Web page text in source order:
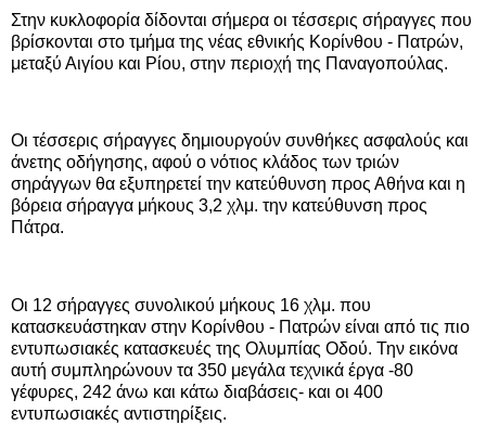
Στην κυκλοφορία δίδονται σήμερα οι τέσσερις σήραγγες που
βρίσκονται στο τμήμα της νέας εθνικής Κορίνθου - Πατρών,
μεταξύ Αιγίου και Ρίου, στην περιοχή της Παναγοπούλας.
Οι τέσσερις σήραγγες δημιουργούν συνθήκες ασφαλούς και
άνετης οδήγησης, αφού ο νότιος κλάδος των τριών
σηράγγων θα εξυπηρετεί την κατεύθυνση προς Αθήνα και η
βόρεια σήραγγα μήκους 3,2 χλμ. την κατεύθυνση προς
Πάτρα.
Οι 12 σήραγγες συνολικού μήκους 16 χλμ. που
κατασκευάστηκαν στην Κορίνθου - Πατρών είναι από τις πιο
εντυπωσιακές κατασκευές της Ολυμπίας Οδού. Την εικόνα
αυτή συμπληρώνουν τα 350 μεγάλα τεχνικά έργα -80
γέφυρες, 242 άνω και κάτω διαβάσεις- και οι 400
εντυπωσιακές αντιστηρίξεις.